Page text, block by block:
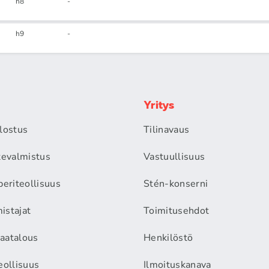
h9 -
Yritys
Tilinavaus
Vastuullisuus
Stén-konserni
Toimitusehdot
Henkilöstö
Ilmoituskanava